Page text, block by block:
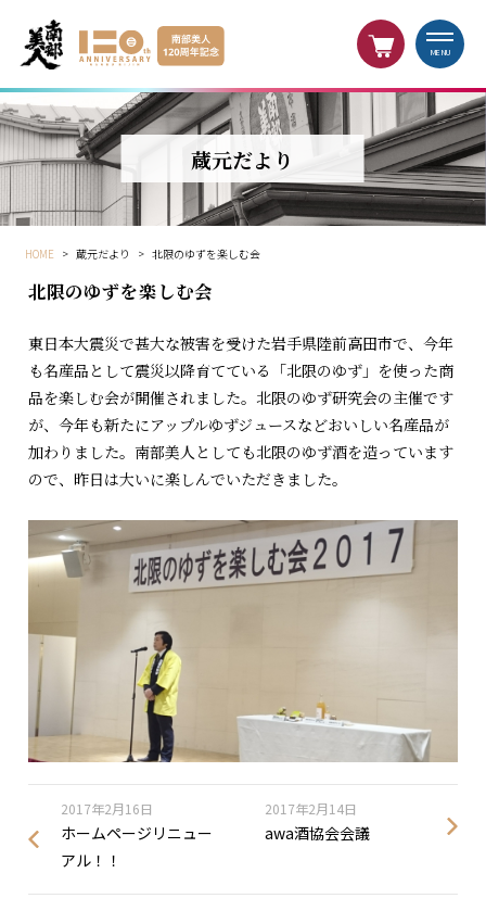
MENU
蔵元だより
HOME > 蔵元だより > 北限のゆずを楽しむ会
北限のゆずを楽しむ会
東日本大震災で甚大な被害を受けた岩手県陸前高田市で、今年
も名産品として震災以降育てている「北限のゆず」を使った商
品を楽しむ会が開催されました。北限のゆず研究会の主催です
が、今年も新たにアップルゆずジュースなどおいしい名産品が
加わりました。南部美人としても北限のゆず酒を造っています
ので、昨日は大いに楽しんでいただきました。
2017年2月16日
ホームページリニュー
アル！！
2017年2月14日
awa酒協会会議